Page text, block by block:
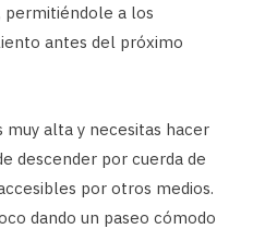
permitiéndole a los
antes del próximo
muy alta y necesitas hacer
descender por cuerda de
por otros medios.
dando un paseo cómodo